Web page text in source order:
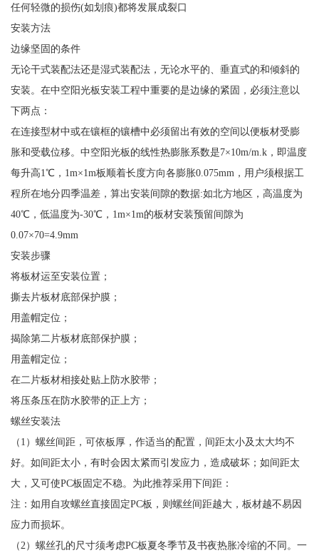
任何轻微的损伤(如划痕)都将发展成裂口
安装方法
边缘坚固的条件
无论干式装配法还是湿式装配法，无论水平的、垂直式的和倾斜的
安装。在中空阳光板安装工程中重要的是边缘的紧固，必须注意以
下两点：
在连接型材中或在镶框的镶槽中必须留出有效的空间以便板材受膨
胀和受载位移。中空阳光板的线性热膨胀系数是7×10m/m.k，即温度
每升高1℃，1m×1m板顺着长度方向各膨胀0.075mm，用户须根据工
程所在地分四季温差，算出安装间隙的数据:如北方地区，高温度为
40℃，低温度为-30℃，1m×1m的板材安装预留间隙为
0.07×70=4.9mm
安装步骤
将板材运至安装位置；
撕去片板材底部保护膜；
用盖帽定位；
揭除第二片板材底部保护膜；
用盖帽定位；
在二片板材相接处贴上防水胶带；
将压条压在防水胶带的正上方；
螺丝安装法
（1）螺丝间距，可依板厚，作适当的配置，间距太小及太大均不
好。如间距太小，有时会因太紧而引发应力，造成破坏；如间距太
大，又可使PC板固定不稳。为此推荐采用下间距：
注：如用自攻螺丝直接固定PC板，则螺丝间距越大，板材越不易因
应力而损坏。
（2）螺丝孔的尺寸须考虑PC板夏冬季节及书夜热胀冷缩的不同。一